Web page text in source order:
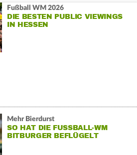
Fußball WM 2026
DIE BESTEN PUBLIC VIEWINGS
IN HESSEN
Mehr Bierdurst
SO HAT DIE FUSSBALL-WM B
ITBURGER BEFLÜGELT